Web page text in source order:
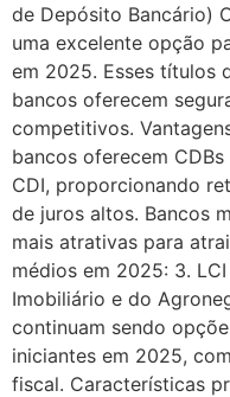
de Depósito Bancário)
uma excelente opção
em 2025. Esses títulos
bancos oferecem
competitivos.
bancos oferecem
CDI, proporcionando
de juros altos. Bancos
mais atrativas para
médios em 2025: 3.
Imobiliário e do
continuam sendo
iniciantes em 2025,
fiscal. Características